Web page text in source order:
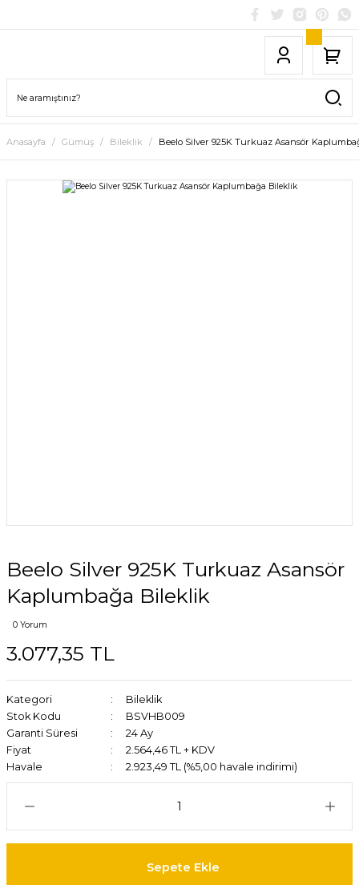
Anasayfa Gümüş Bileklik Beelo Silver 925K Turkuaz Asansör
Beelo Silver 925K Turkuaz Asansör
Kaplumbağa Bileklik
0 Yorum
3.077,35 TL
Kategori
Bileklik
Stok Kodu
BSVHB009
Garanti Süresi
24 Ay
Fiyat
2.564,46 TL + KDV
Havale
2.923,49 TL (%5,00 havale indirimi)
Sepete Ekle